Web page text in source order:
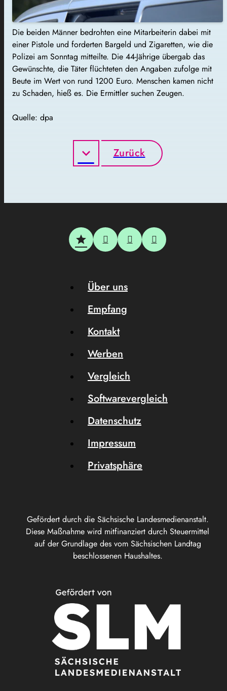
Die beiden Männer bedrohten eine Mitarbeiterin dabei mit
einer Pistole und forderten Bargeld und Zigaretten, wie die
Polizei am Sonntag mitteilte. Die 44-Jährige übergab das
Gewünschte, die Täter flüchteten den Angaben zufolge mit
Beute im Wert von rund 1200 Euro. Menschen kamen nicht
zu Schaden, hieß es. Die Ermittler suchen Zeugen.
Quelle: dpa
Zurück
Gefördert durch die Sächsische Landesmedienanstalt.
Diese Maßnahme wird mitfinanziert durch Steuermittel
auf der Grundlage des vom Sächsischen Landtag
beschlossenen Haushaltes.
Über uns
Empfang
Kontakt
Werben
Vergleich
Softwarevergleich
Datenschutz
Impressum
Privatsphäre